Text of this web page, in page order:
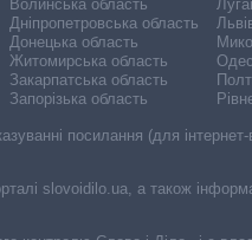
Волинська область
Дніпропетровська область
Донецька область
Житомирська область
Закарпатська область
Запорізька область
посилання (для
slovoidilo.ua, а також